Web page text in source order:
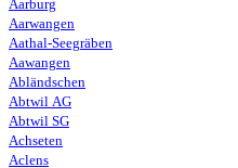
Aarburg
Aarwangen
Aathal-Seegräben
Aawangen
Abländschen
Abtwil AG
Abtwil SG
Achseten
Aclens